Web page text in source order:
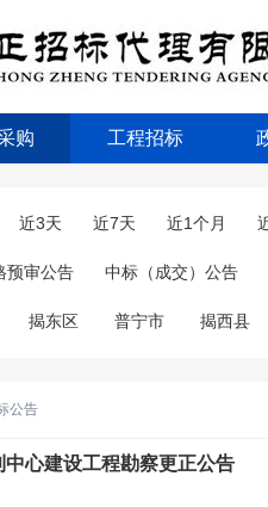
购 工程招标
近3天 近7天 近1个月
预审公告 中标（成交）公告
揭东区 普宁市 揭西县
公告
心建设工程勘察更正公告